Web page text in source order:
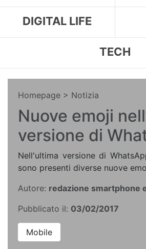
DIGITAL LIFE
TECH
Homepage > Notizia
Nuove emoji
versione di
Nell'ultima versione di
sono presenti diverse nuove
Autore: redazione smartphone
Pubblicato il: 03/02/2017
Mobile